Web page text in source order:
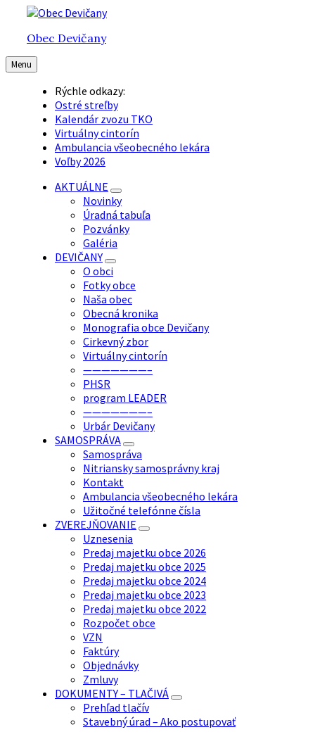
Preskočiť
obsah
Preskočiť
hlavnú
navigáciu
Preskočiť
pätičkuObec Devičany
Menu
Rýchle odkazy:
Ostré streľby
Kalendár zvozu TKO
Virtuálny cintorín
Ambulancia všeobecného lekára
Voľby 2026
AKTUÁLNE
Novinky
Úradná tabuľa
Pozvánky
Galéria
DEVIČANY
O obci
Fotky obce
Naša obec
Obecná kronika
Monografia obce Devičany
Cirkevný zbor
Virtuálny cintorín
———————–
PHSR
program LEADER
———————–
Urbár Devičany
SAMOSPRÁVA
Samospráva
Nitriansky samosprávny kraj
Kontakt
Ambulancia všeobecného lekára
Užitočné telefónne čísla
ZVEREJŇOVANIE
Uznesenia
Predaj majetku obce 2026
Predaj majetku obce 2025
Predaj majetku obce 2024
Predaj majetku obce 2023
Predaj majetku obce 2022
Rozpočet obce
VZN
Faktúry
Objednávky
Zmluvy
DOKUMENTY – TLAČIVÁ
Prehľad tlačív
Stavebný úrad – Ako postupovať